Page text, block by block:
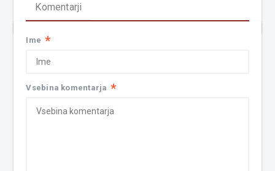
Komentarji
Ime *
Vsebina komentarja *